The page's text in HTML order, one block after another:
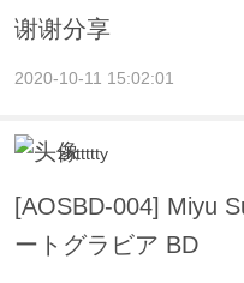
谢谢分享
2020-10-11 15:02:01
zhttttty
[AOSBD-004] Miyu
ートグラビア BD